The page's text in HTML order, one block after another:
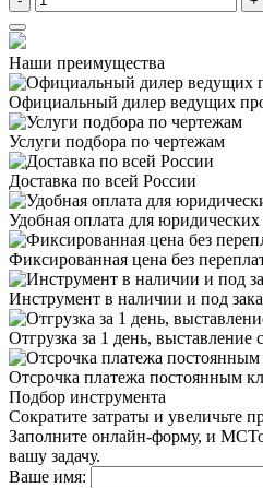
Наши преимущества
Официальный дилер ведущих
Услуги подбора по чертежам
Доставка по всей России
Удобная оплата для
Фиксированная цена без
Инструмент в наличии и под
Отгрузка за 1 день, выставление
Отсрочка платежа постоянным
Подбор инструмента
Сократите затраты и увеличьте
Заполните онлайн-форму, и
вашу задачу.
Ваше имя: